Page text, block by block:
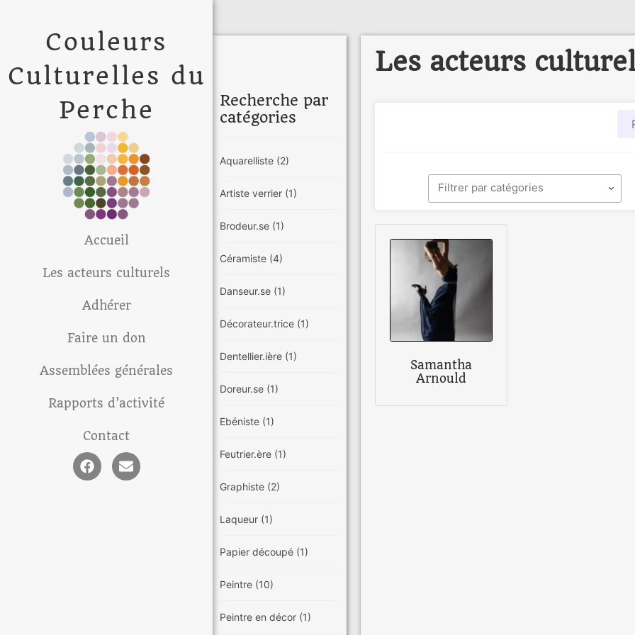
Couleurs
Culturelles du
Perche
Accueil
Les acteurs culturels
Adhérer
Faire un don
Assemblées générales
Rapports d’activité
Contact
Recherche par
catégories
Aquarelliste (2)
Artiste verrier (1)
Brodeur.se (1)
Céramiste (4)
Danseur.se (1)
Décorateur.trice (1)
Dentellier.ière (1)
Doreur.se (1)
Ebéniste (1)
Feutrier.ère (1)
Graphiste (2)
Laqueur (1)
Papier découpé (1)
Peintre (10)
Peintre en décor (1)
Les acteurs
Samantha
Arnould